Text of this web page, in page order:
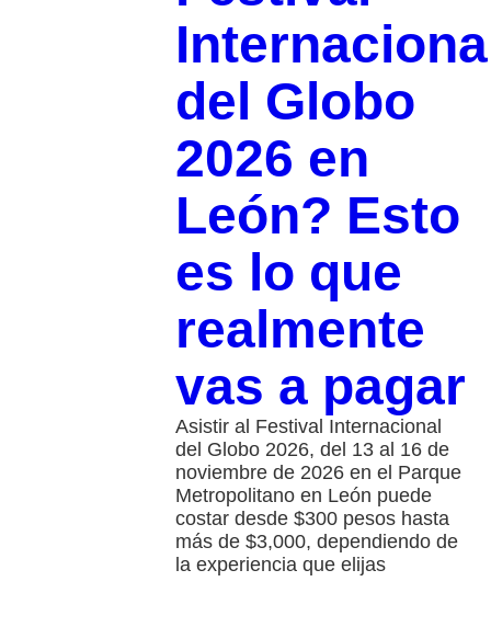
del Globo
2026 en
León? Esto
es lo que
realmente
vas a pagar
Asistir al Festival Internacional
del Globo 2026, del 13 al 16 de
noviembre de 2026 en el Parque
Metropolitano en León puede
costar desde $300 pesos hasta
más de $3,000, dependiendo de
la experiencia que elijas